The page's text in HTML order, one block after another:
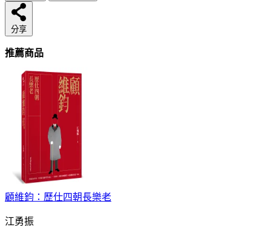
分享
推薦商品
顧維鈞：歷仕四朝長樂老
江勇振